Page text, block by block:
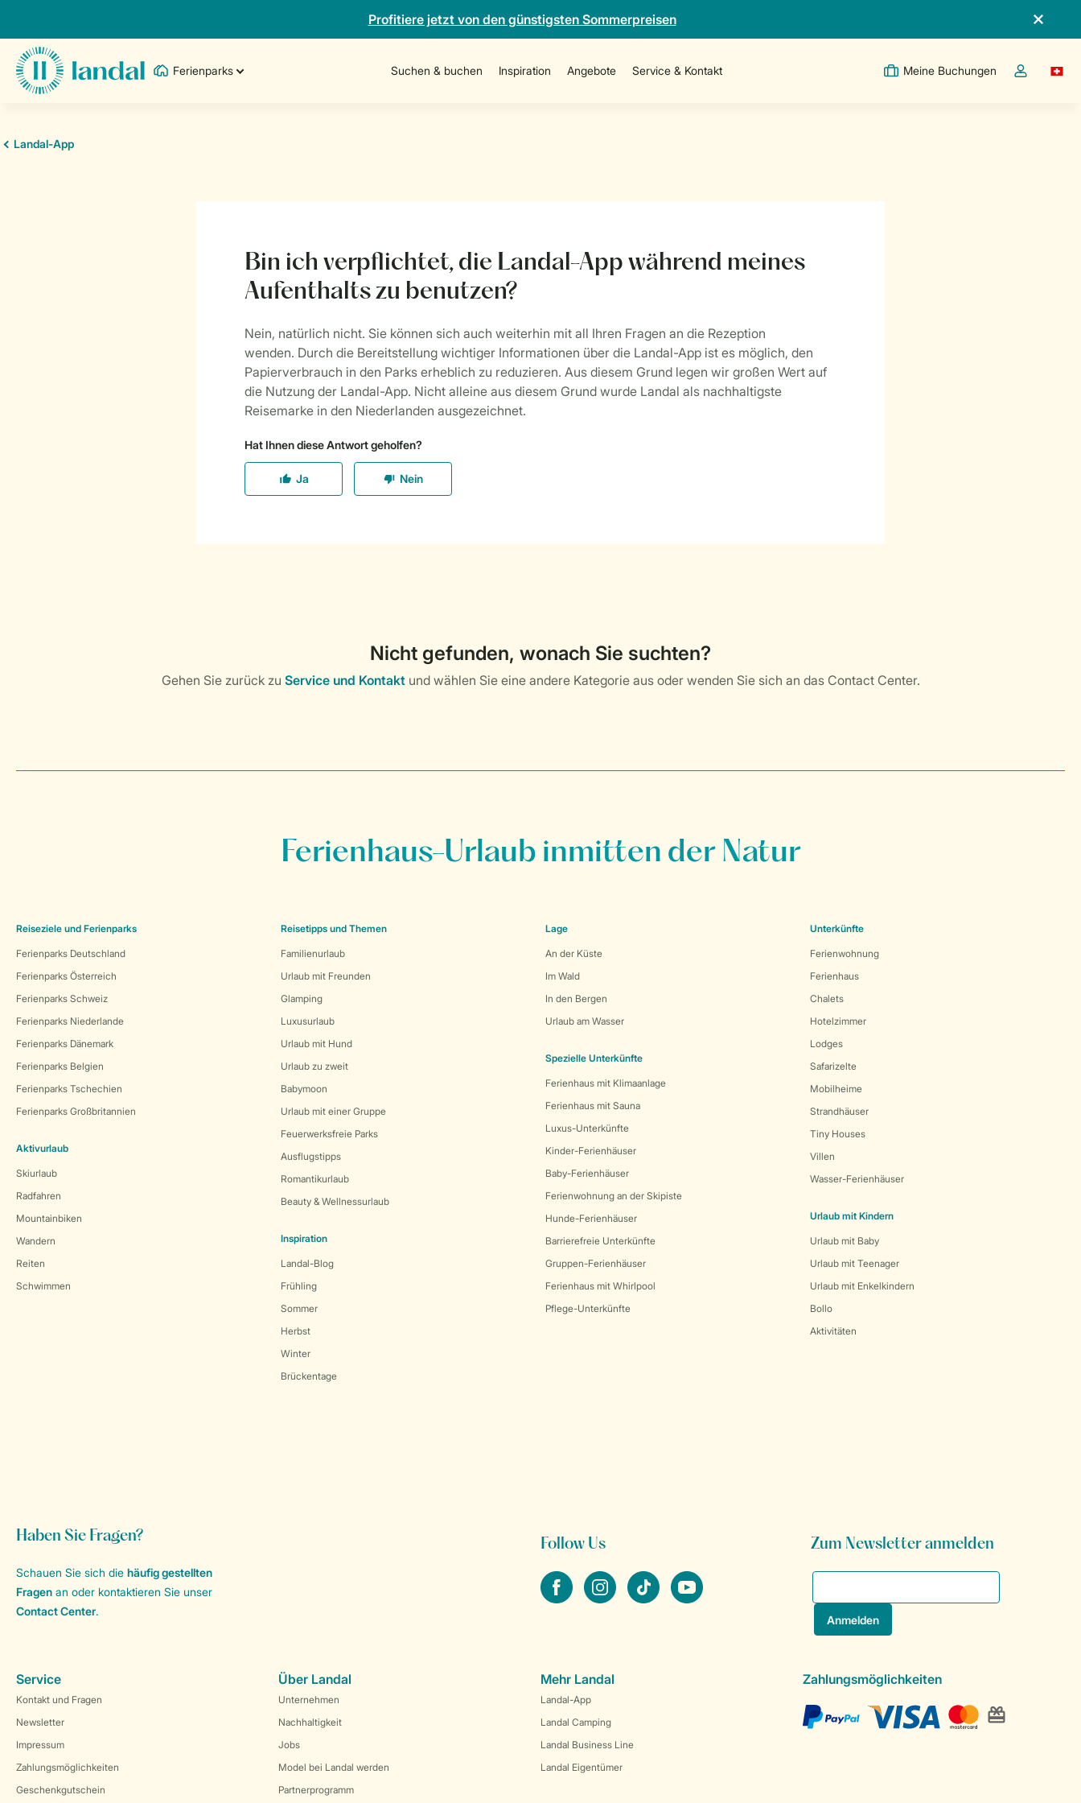
Profitiere jetzt von den günstigsten Sommerpreisen
Ferienparks Suchen & buchen Inspiration Angebote Service & Kontakt Meine Buchungen
Dropdown-
Ferienhaus-Urlaub inmitten der Natur
Reiseziele und Ferienparks
Ferienparks Deutschland
Ferienparks Österreich
Ferienparks Schweiz
Ferienparks Niederlande
Ferienparks Dänemark
Ferienparks Belgien
Ferienparks Tschechien
Ferienparks Großbritannien
Aktivurlaub
Skiurlaub
Radfahren
Mountainbiken
Wandern
Reiten
Schwimmen
Reisetipps und Themen
Familienurlaub
Urlaub mit Freunden
Glamping
Luxusurlaub
Urlaub mit Hund
Urlaub zu zweit
Babymoon
Urlaub mit einer Gruppe
Feuerwerksfreie Parks
Ausflugstipps
Romantikurlaub
Beauty & Wellnessurlaub
Inspiration
Landal-Blog
Frühling
Sommer
Herbst
Winter
Brückentage
Lage
An der Küste
Im Wald
In den Bergen
Urlaub am Wasser
Spezielle Unterkünfte
Ferienhaus mit Klimaanlage
Ferienhaus mit Sauna
Luxus-Unterkünfte
Kinder-Ferienhäuser
Baby-Ferienhäuser
Ferienwohnung an der Skipiste
Hunde-Ferienhäuser
Barrierefreie Unterkünfte
Gruppen-Ferienhäuser
Ferienhaus mit Whirlpool
Pflege-Unterkünfte
Unterkünfte
Ferienwohnung
Ferienhaus
Chalets
Hotelzimmer
Lodges
Safarizelte
Mobilheime
Strandhäuser
Tiny Houses
Villen
Wasser-Ferienhäuser
Urlaub mit Kindern
Urlaub mit Baby
Urlaub mit Teenager
Urlaub mit Enkelkindern
Bollo
Aktivitäten
Haben Sie Fragen?
Schauen Sie sich die häufig gestellten
Fragen an oder kontaktieren Sie unser
Contact Center.
Follow Us
facebookinstagramtiktok youtube
Zum Newsletter anmelden
Service
Kontakt und Fragen
Newsletter
Impressum
Zahlungsmöglichkeiten
Geschenkgutschein
Über Landal
Unternehmen
Nachhaltigkeit
Jobs
Model bei Landal werden
Partnerprogramm
Mehr Landal
Landal-App
Landal Camping
Landal Business Line
Landal Eigentümer
Zahlungsmöglichkeiten